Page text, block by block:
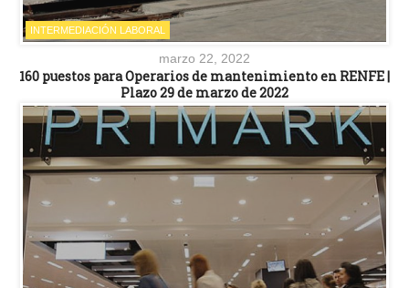
INTERMEDIACIÓN LABORAL
marzo 22, 2022
160 puestos para Operarios de mantenimiento en RENFE |
Plazo 29 de marzo de 2022